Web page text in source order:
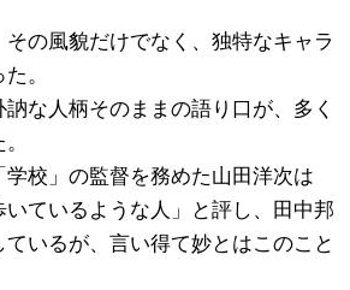
の風貌だけでなく、独特なキャラ
。
な人柄そのままの語り口が、多く
校」の監督を務めた山田洋次は
いているような人」と評し、田中邦
いるが、言い得て妙とはこのこと